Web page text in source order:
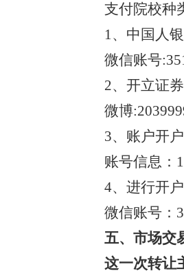
支付院校种
1、中国人
微信账号
2、开立证
微博
3、账户开
账号信息：
4、进行开
微信账号：
五、市场交
这一次转让